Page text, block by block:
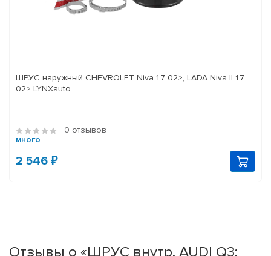
ШРУС наружный CHEVROLET Niva 1.7 02>, LADA Niva II 1.7
02> LYNXauto
0 отзывов
много
2 546 ₽
Отзывы о «ШРУС внутр. AUDI Q3;